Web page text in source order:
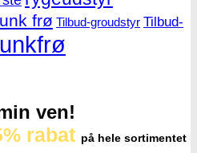
frø Tilbud-groudstyr Tilbud-
ven!
rabat på hele sortimentet